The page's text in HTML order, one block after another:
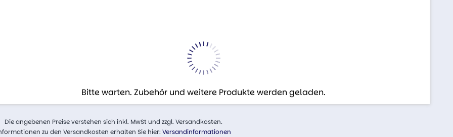
Bitte warten. Zubehör und weitere Produkte werden geladen.
Die angebenen Preise verstehen sich inkl. MwSt und zzgl. Versandkosten.
zu den Versandkosten erhalten Sie hier: Versandinformationen